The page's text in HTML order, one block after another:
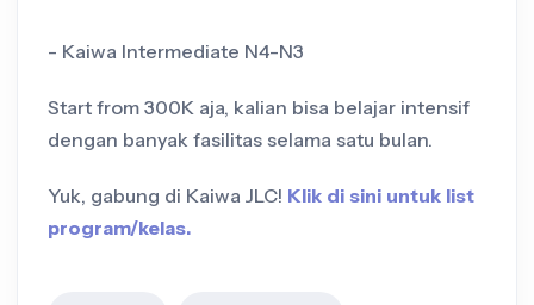
- Kaiwa Intermediate N4-N3
Start from 300K aja, kalian bisa belajar intensif
dengan banyak fasilitas selama satu bulan.
Yuk, gabung di Kaiwa JLC! Klik di sini untuk list
program/kelas.